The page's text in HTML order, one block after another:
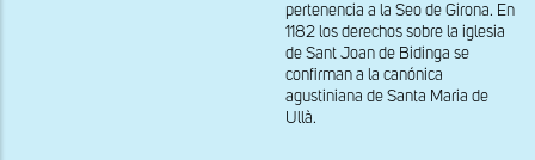
pertenencia a la Seo de Girona. En
1182 los derechos sobre la iglesia
de Sant Joan de Bidinga se
confirman a la canónica
agustiniana de Santa Maria de
Ullà.